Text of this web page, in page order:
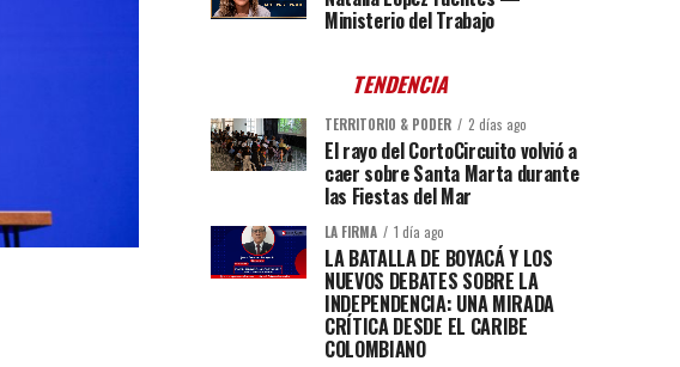
Ministerio del Trabajo
TENDENCIA
TERRITORIO & PODER 2 días ago
El rayo del CortoCircuito volvió a
caer sobre Santa Marta durante
las Fiestas del Mar
LA FIRMA 1 día ago
LA BATALLA DE BOYACÁ Y LOS
NUEVOS DEBATES SOBRE LA
INDEPENDENCIA: UNA MIRADA
CRÍTICA DESDE EL CARIBE
COLOMBIANO